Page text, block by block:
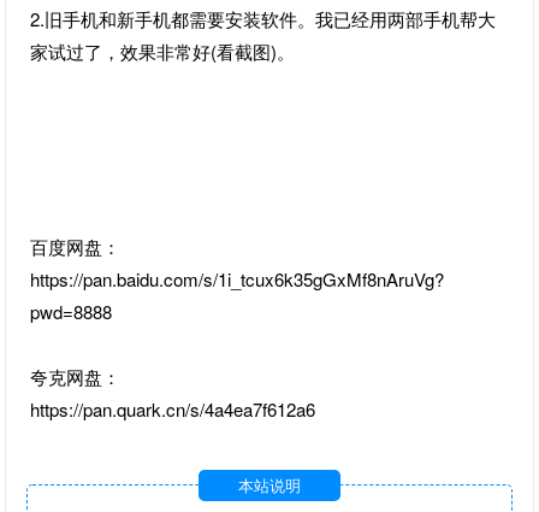
2.旧手机和新手机都需要安装软件。我已经用两部手机帮大
家试过了，效果非常好(看截图)。
百度网盘：
https://pan.baidu.com/s/1i_tcux6k35gGxMf8nAruVg?
pwd=8888
夸克网盘：
https://pan.quark.cn/s/4a4ea7f612a6
本站说明